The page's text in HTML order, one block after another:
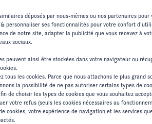
déposés par nous-mêmes ou nos partenaires pour
personnaliser ses fonctionnalités pour votre confort
de notre site, adapter la publicité que vous recevez à
sociaux.
peuvent ainsi être stockées dans votre navigateur ou
tous les cookies. Parce que nous attachons le plus grand
la possibilité de ne pas autoriser certains types de
de choisir les types de cookies que vous souhaitez
votre refus (seuls les cookies nécessaires au
cookies, votre expérience de navigation et les services